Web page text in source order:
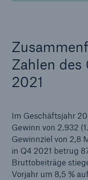
Zahlen des
2021
Im Geschäftsjahr
Gewinn von 2.932
Gewinnziel von 2,8
in Q4 2021 betrug
Bruttobeiträge
Vorjahr um 8,5 %
CLARA reduziert
50